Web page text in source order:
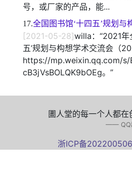
号，或厂家的产品，能...
17.全国图书馆‘十四五’规划与
[2021-05-28]willa：“2021年
五’规划与构想学术交流会（
https://mp.weixin.qq.com/s/
cB3jVsBOLQK9bOEg。”
圕人堂的每一个人都在
—— QQ
浙ICP备